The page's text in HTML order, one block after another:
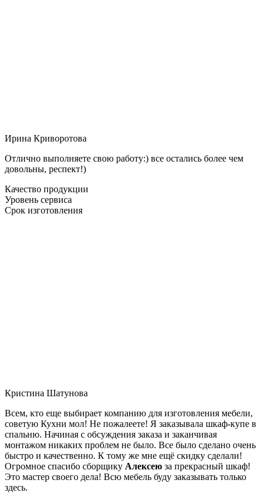
Ирина Криворотова
Отлично выполняете свою работу:) все остались более чем
довольны, респект!)
Качество продукции
Уровень сервиса
Срок изготовления
Кристина Шатунова
Всем, кто еще выбирает компанию для изготовления мебели,
советую Кухни мол! Не пожалеете! Я заказывала шкаф-купе в
спальню. Начиная с обсуждения заказа и заканчивая
монтажом никаких проблем не было. Все было сделано очень
быстро и качественно. К тому же мне ещё скидку сделали!
Огромное спасибо сборщику Алексею за прекрасный шкаф!
Это мастер своего дела! Всю мебель буду заказывать только
здесь.